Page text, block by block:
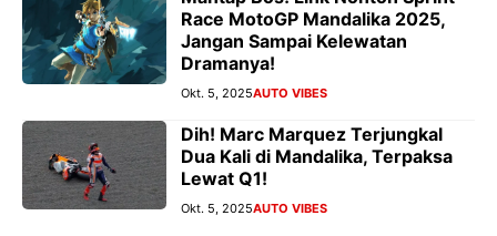
Race MotoGP Mandalika 2025,
Jangan Sampai Kelewatan
Dramanya!
Okt. 5, 2025AUTO VIBES
Dih! Marc Marquez Terjungkal
Dua Kali di Mandalika, Terpaksa
Lewat Q1!
Okt. 5, 2025AUTO VIBES